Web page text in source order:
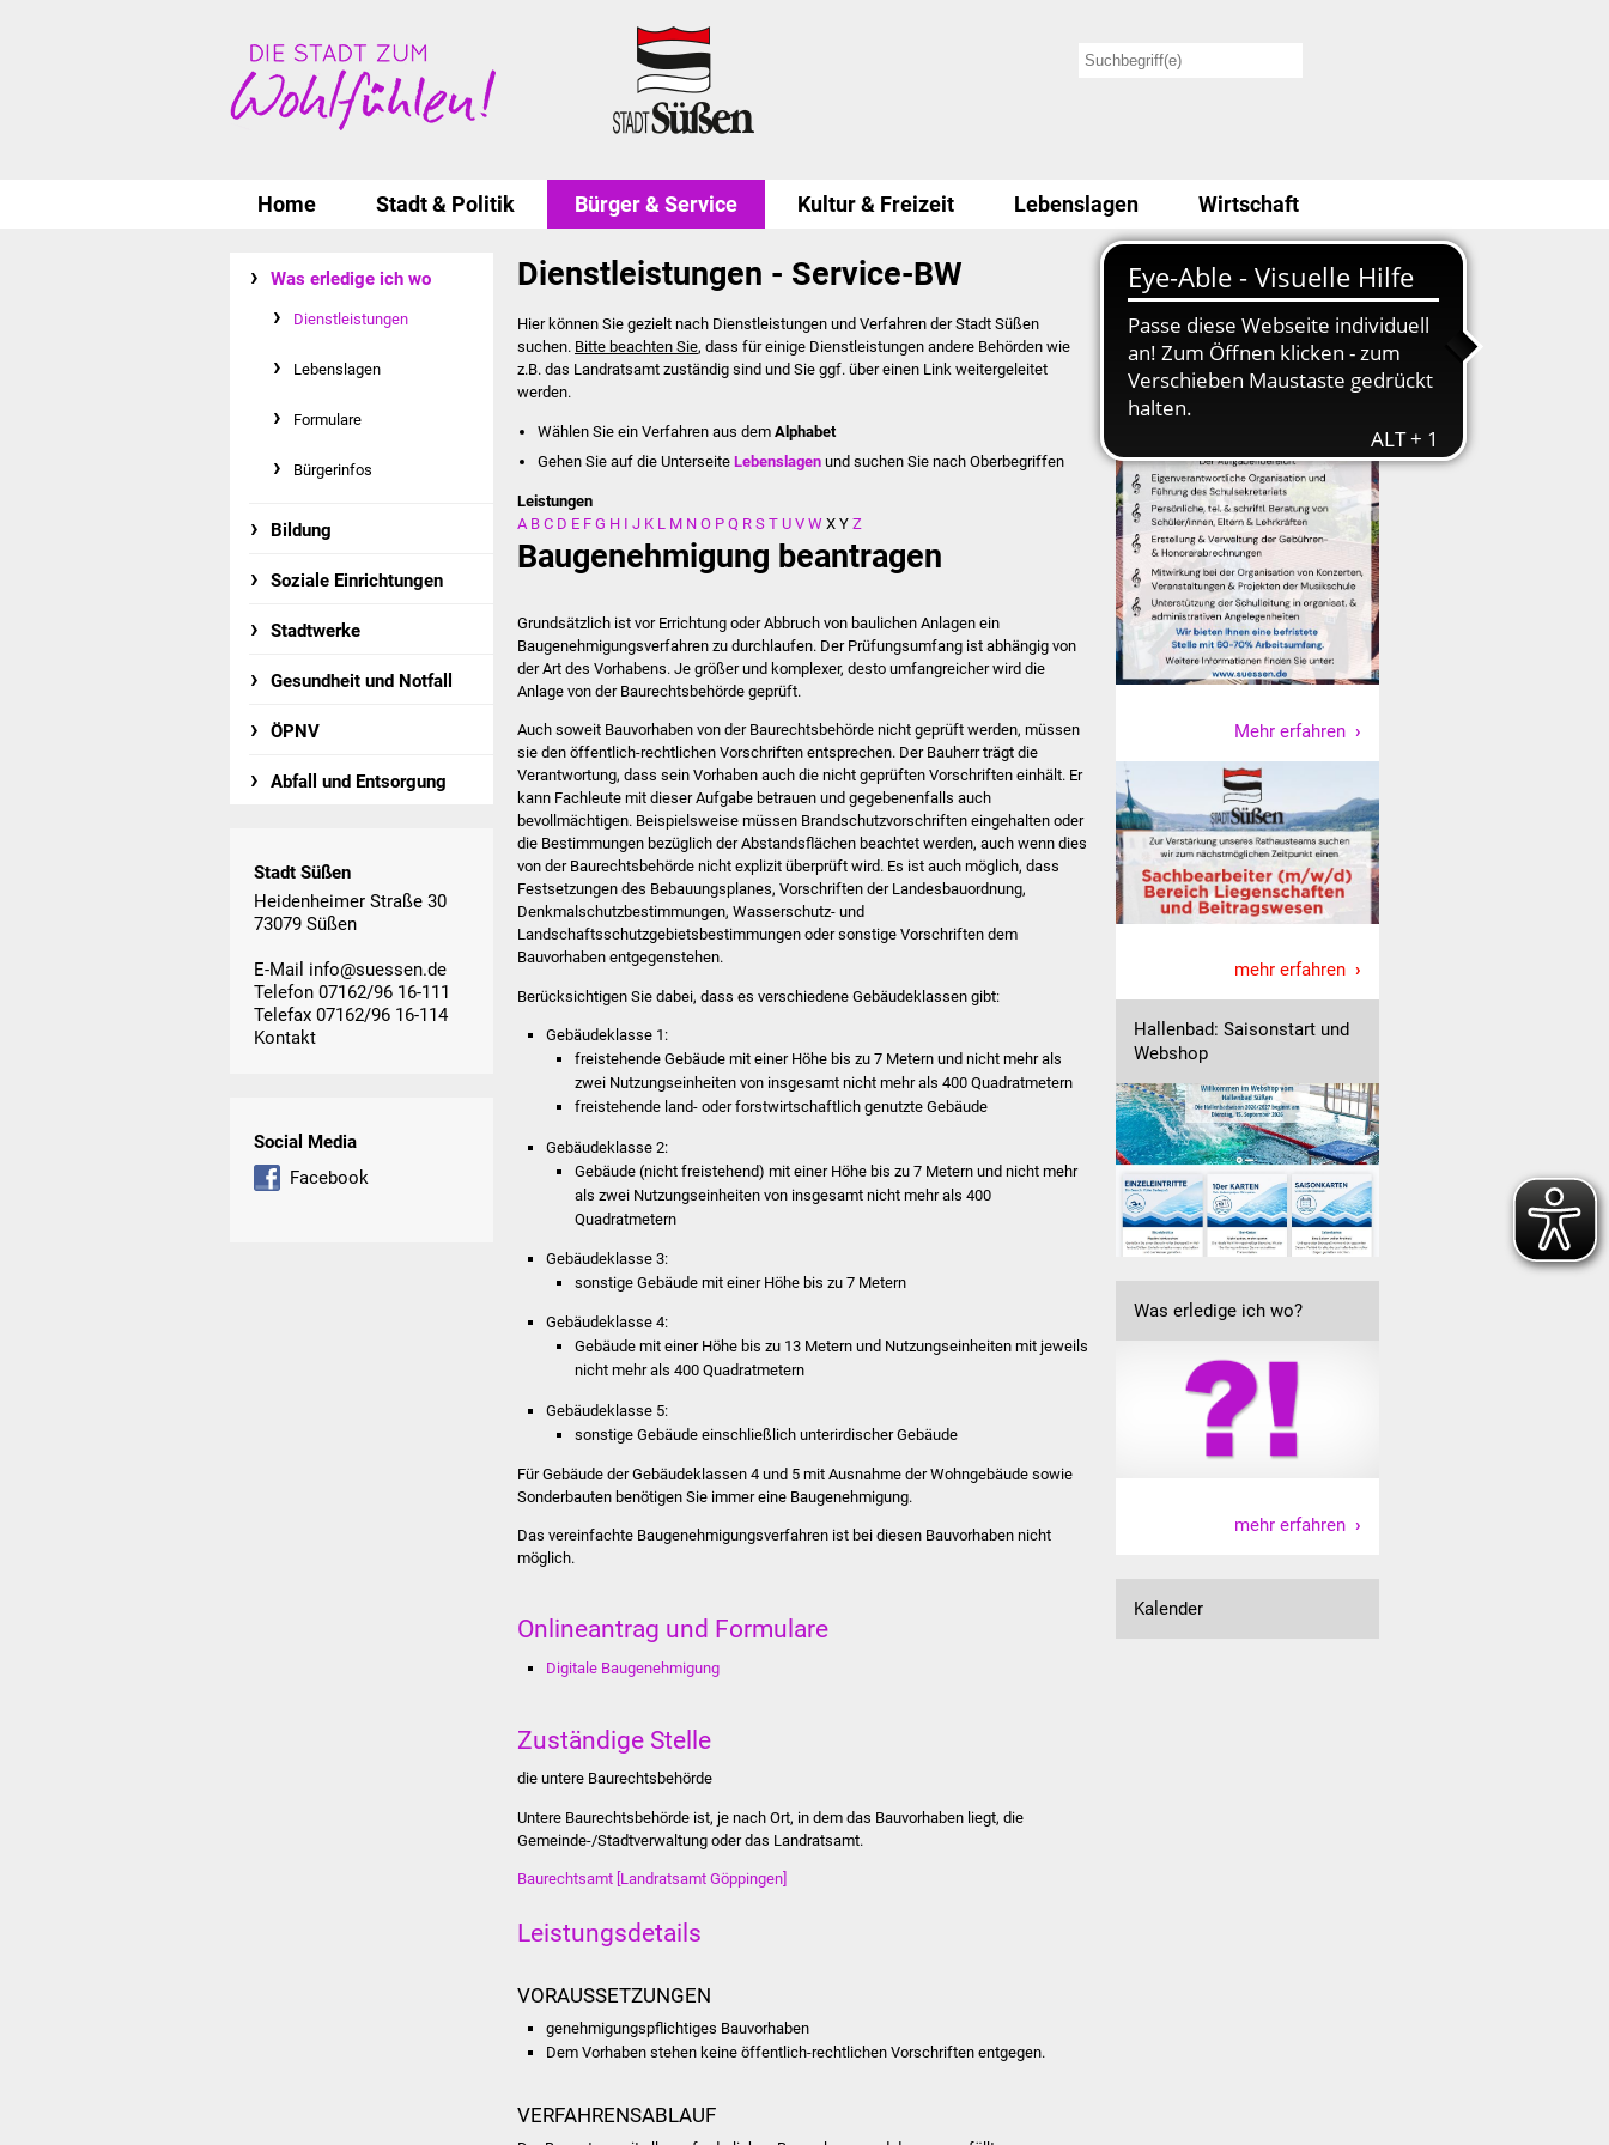
Home Stadt & Politik Bürger & Service Kultur & Freizeit Lebenslagen Wirtschaft
Was erledige ich wo
Dienstleistungen
Lebenslagen
Formulare
Bürgerinfos
Bildung
Soziale Einrichtungen
Stadtwerke
Gesundheit und Notfall
ÖPNV
Abfall und Entsorgung
Stadt Süßen
Heidenheimer Straße 30
73079 Süßen
E-Mail info@suessen.de
Telefon 07162/96 16-111
Telefax 07162/96 16-114
Kontakt
Social Media
Facebook
Dienstleistungen - Service-BW
Hier können Sie gezielt nach Dienstleistungen und Verfahren der Stadt Süßen
suchen. Bitte beachten Sie, dass für einige Dienstleistungen andere Behörden wie
z.B. das Landratsamt zuständig sind und Sie ggf. über einen Link weitergeleitet
werden.
Wählen Sie ein Verfahren aus dem Alphabet
Gehen Sie auf die UnterseiteLebenslagen und suchen Sie nach Oberbegriffen
Leistungen
A B C D E F G H I J K L M N O P Q R S T U V W X Y Z
Baugenehmigung beantragen
Grundsätzlich ist vor Errichtung oder Abbruch von baulichen Anlagen ein
Baugenehmigungsverfahren zu durchlaufen. Der Prüfungsumfang ist abhängig von
der Art des Vorhabens. Je größer und komplexer, desto umfangreicher wird die
Anlage von der Baurechtsbehörde geprüft.
Auch soweit Bauvorhaben von der Baurechtsbehörde nicht geprüft werden, müssen
sie den öffentlich-rechtlichen Vorschriften entsprechen. Der Bauherr trägt die
Verantwortung, dass sein Vorhaben auch die nicht geprüften Vorschriften einhält. Er
kann Fachleute mit dieser Aufgabe betrauen und gegebenenfalls auch
bevollmächtigen. Beispielsweise müssen Brandschutzvorschriften eingehalten oder
die Bestimmungen bezüglich der Abstandsflächen beachtet werden, auch wenn dies
von der Baurechtsbehörde nicht explizit überprüft wird. Es ist auch möglich, dass
Festsetzungen des Bebauungsplanes, Vorschriften der Landesbauordnung,
Denkmalschutzbestimmungen, Wasserschutz- und
Landschaftsschutzgebietsbestimmungen oder sonstige Vorschriften dem
Bauvorhaben entgegenstehen.
Berücksichtigen Sie dabei, dass es verschiedene Gebäudeklassen gibt:
Gebäudeklasse 1:
freistehende Gebäude mit einer Höhe bis zu 7 Metern und nicht mehr als
zwei Nutzungseinheiten von insgesamt nicht mehr als 400 Quadratmetern
freistehende land- oder forstwirtschaftlich genutzte Gebäude
Gebäudeklasse 2:
Gebäude (nicht freistehend) mit einer Höhe bis zu 7 Metern und nicht mehr
als zwei Nutzungseinheiten von insgesamt nicht mehr als 400
Quadratmetern
Gebäudeklasse 3:
sonstige Gebäude mit einer Höhe bis zu 7 Metern
Gebäudeklasse 4:
Gebäude mit einer Höhe bis zu 13 Metern und Nutzungseinheiten mit jeweils
nicht mehr als 400 Quadratmetern
Gebäudeklasse 5:
sonstige Gebäude einschließlich unterirdischer Gebäude
Für Gebäude der Gebäudeklassen 4 und 5 mit Ausnahme der Wohngebäude sowie
Sonderbauten benötigen Sie immer eine Baugenehmigung.
Das vereinfachte Baugenehmigungsverfahren ist bei diesen Bauvorhaben nicht
möglich.
Onlineantrag und Formulare
Digitale Baugenehmigung
Zuständige Stelle
die untere Baurechtsbehörde
Untere Baurechtsbehörde ist, je nach Ort, in dem das Bauvorhaben liegt, die
Gemeinde-/Stadtverwaltung oder das Landratsamt.
Baurechtsamt [Landratsamt Göppingen]
Leistungsdetails
VORAUSSETZUNGEN
genehmigungspflichtiges Bauvorhaben
Dem Vorhaben stehen keine öffentlich-rechtlichen Vorschriften entgegen.
VERFAHRENSABLAUF
Stellenausschreibung
Mehr erfahren
mehr erfahren
Hallenbad: Saisonstart und
Webshop
Was erledige ich wo?
mehr erfahren
Kalender